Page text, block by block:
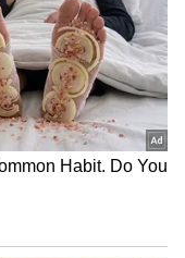
செய்வதற்காக
வருவதாலும்,